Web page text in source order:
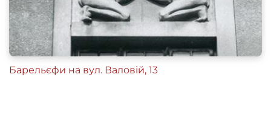
Барельєфи на вул. Валовій, 13